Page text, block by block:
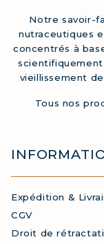
Notre savoir-
nutraceutiques
concentrés à
vieillissement
Tous nos
Expédition &
CGV
Droit de